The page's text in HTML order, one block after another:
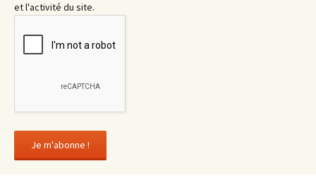
et l'activité du site.